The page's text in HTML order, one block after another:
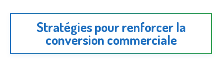
Stratégies pour renforcer la
conversion commerciale